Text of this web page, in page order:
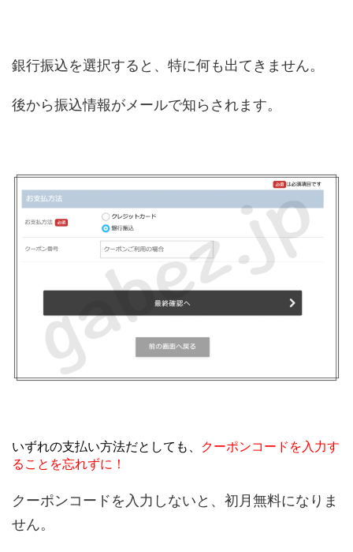
銀行振込を選択すると、特に何も出てきません。
後から振込情報がメールで知らされます。
いずれの支払い方法だとしても、 クーポンコードを入力す
ることを忘れずに！
クーポンコードを入力しないと、初月無料になりま
せん。